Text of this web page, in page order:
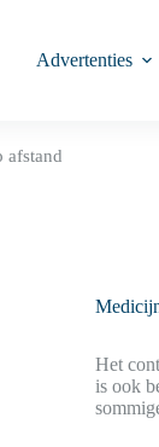
Advertenties
afstand
Het
is ook